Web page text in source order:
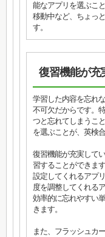
能なアプリを選ぶこ
移動中など、ちょっ
す。
復習機能が充
学習した内容を忘れ
不可欠だからです。
つと忘れてしまうこ
を選ぶことが、英検
復習機能が充実して
習することができま
設定してくれるアプ
度を調整してくれる
効率的に忘れやすい
きます。
また、フラッシュカ